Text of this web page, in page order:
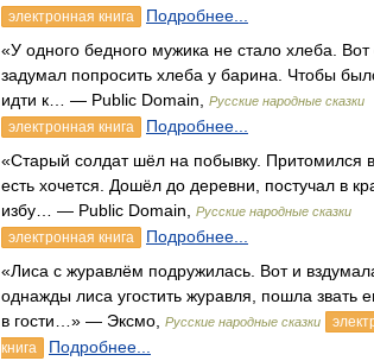
электронная книга Подробнее...
«У одного бедного мужика не стало хлеба. Вот
задумал попросить хлеба у барина. Чтобы
идти к… — Public Domain,
Русские народные сказки
электронная книга Подробнее...
«Старый солдат шёл на побывку. Притомился в
есть хочется. Дошёл до деревни, постучал в
избу… — Public Domain,
Русские народные сказки
электронная книга Подробнее...
«Лиса с журавлём подружилась. Вот и
однажды лиса угостить журавля, пошла звать
в гости…» — Эксмо,
Русские народные сказки
книга
Подробнее...